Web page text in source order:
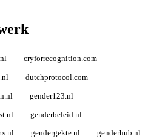
cryforrecognition.com
dutchprotocol.com
gender123.nl
genderbeleid.nl
gendergekte.nl genderhub.nl